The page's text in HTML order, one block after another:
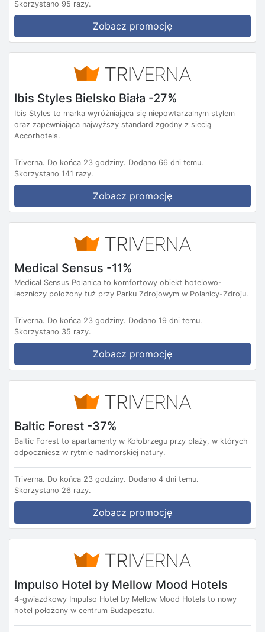
Skorzystano 95 razy.
Zobacz promocję
Ibis Styles Bielsko Biała -27%
Ibis Styles to marka wyróżniająca się niepowtarzalnym stylem
oraz zapewniająca najwyższy standard zgodny z siecią
Accorhotels.
Triverna. Do końca 23 godziny. Dodano 66 dni temu.
Skorzystano 141 razy.
Zobacz promocję
Medical Sensus -11%
Medical Sensus Polanica to komfortowy obiekt hotelowo-
leczniczy położony tuż przy Parku Zdrojowym w Polanicy-Zdroju.
Triverna. Do końca 23 godziny. Dodano 19 dni temu.
Skorzystano 35 razy.
Zobacz promocję
Baltic Forest -37%
Baltic Forest to apartamenty w Kołobrzegu przy plaży, w których
odpoczniesz w rytmie nadmorskiej natury.
Triverna. Do końca 23 godziny. Dodano 4 dni temu.
Skorzystano 26 razy.
Zobacz promocję
Impulso Hotel by Mellow Mood Hotels
4-gwiazdkowy Impulso Hotel by Mellow Mood Hotels to nowy
hotel położony w centrum Budapesztu.